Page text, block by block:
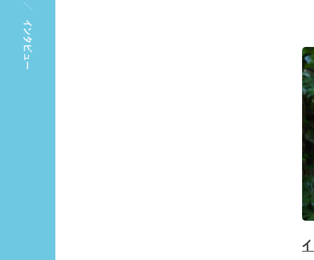
インタビュー